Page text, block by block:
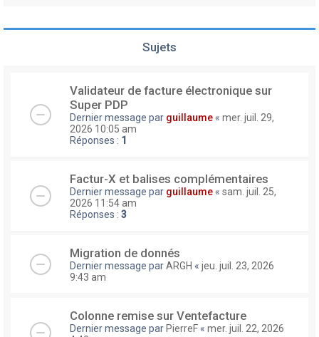
Sujets
Validateur de facture électronique sur
Super PDP
Dernier message par guillaume « mer. juil. 29,
2026 10:05 am
Réponses : 1
Factur-X et balises complémentaires
Dernier message par guillaume « sam. juil. 25,
2026 11:54 am
Réponses : 3
Migration de donnés
Dernier message parARGH « jeu. juil. 23, 2026
9:43 am
Colonne remise sur Ventefacture
Dernier message par PierreF « mer. juil. 22, 2026